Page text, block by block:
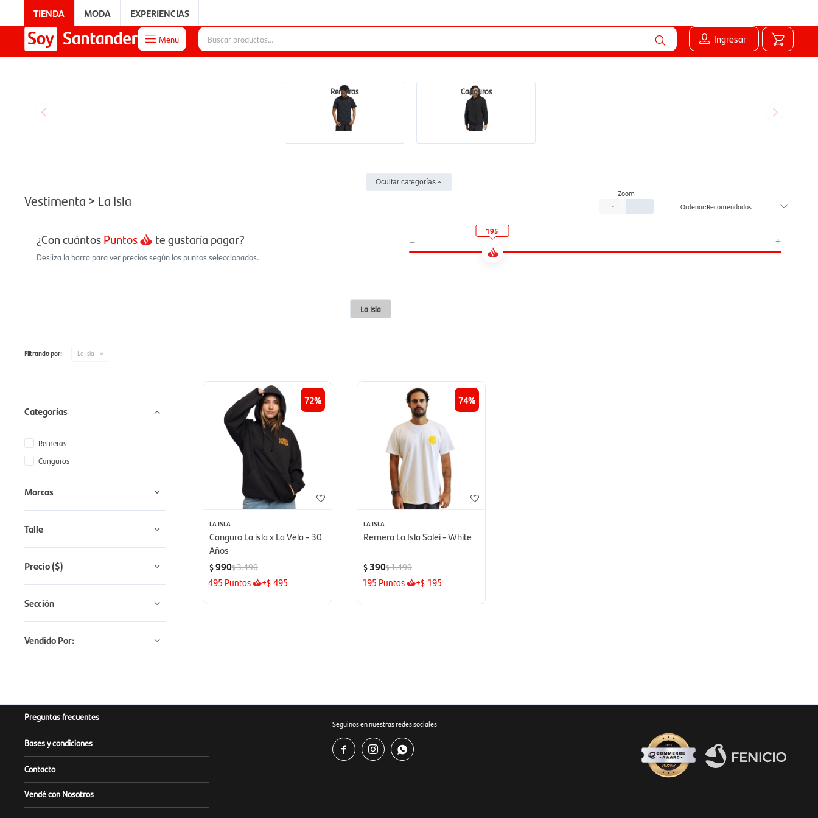
TIENDA MODA EXPERIENCIAS
 Menú Ingresar
Remeras Canguros
Ocultar categorías
Vestimenta > La Isla - + Recomendados
¿Con cuántosPuntos te gustaría pagar?
Desliza la barra para ver precios según los puntos seleccionados.
- +
195
La Isla
Filtrando por: La Isla
72
LA ISLA
Canguro La isla x La Vela - 30
Años
$990$3.490
495 Puntos +$ 495
74
LA ISLA
Remera La Isla Solei - White
$ 390$1.490
195 Puntos +$ 195
Categorías
Remeras
Canguros
Marcas
Talle
Precio($)
Sección
Vendido Por:
Preguntas frecuentes
Bases y condiciones
Contacto
Vendé con Nosotros
Seguinos en nuestras redes sociales
  